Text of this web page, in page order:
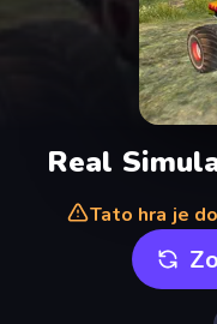
Real
Tato hra je